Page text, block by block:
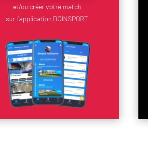
et/ou créer votre match
sur l’application DOINSPORT